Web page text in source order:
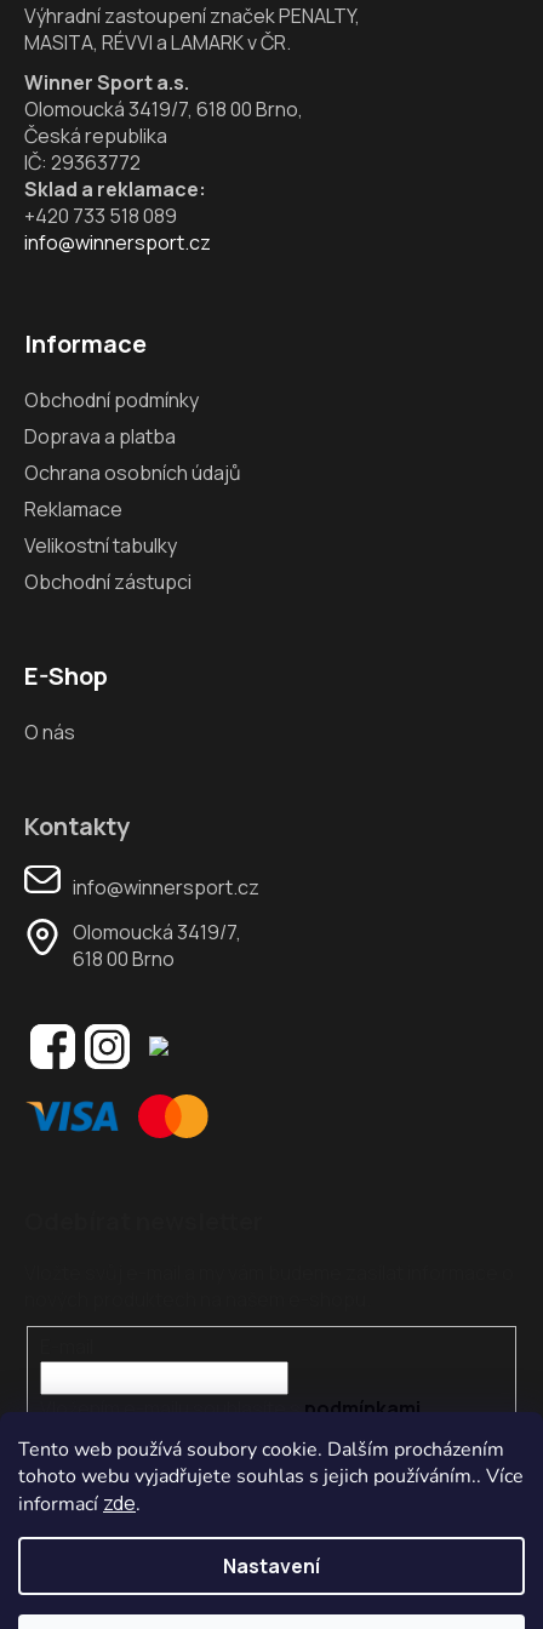
Tento web používá soubory cookie. Dalším procházením
tohoto webu vyjadřujete souhlas s jejich používáním.. Více
informací zde.
Nastavení
Výhradní zastoupení značek PENALTY,
MASITA, RÉVVI a LAMARK v ČR.
Winner Sport a.s.
Olomoucká 3419/7, 618 00 Brno,
Česká republika
IČ: 29363772
Sklad a reklamace:
+420 733 518 089
info@winnersport.cz
Informace
Obchodní podmínky
Doprava a platba
Ochrana osobních údajů
Reklamace
Velikostní tabulky
Obchodní zástupci
E-Shop
O nás
Kontakty
info@winnersport.cz
Olomoucká 3419/7,
618 00 Brno
Vložením e-mailu souhlasíte spodmínkami
ochrany osobních údajů
PŘIHLÁSIT SE
Vytvořil Shoptet